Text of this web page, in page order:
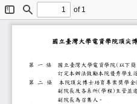
Toggle
Sidebar
Find
of 1
國立臺灣大學
電資學院
頂
第 一 條 國立臺灣大學
(以
訂定本辦法鼓
第
二 條 本院頂尖博士
副院長及各系
(學程
) 主
副院長為召集人